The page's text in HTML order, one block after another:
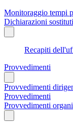
Monitoraggio tempi
Dichiarazioni
Recapiti
Provvedimenti
Provvedimenti
Provvedimenti
Provvedimenti